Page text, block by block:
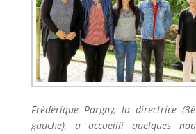
Frédérique Pargny, la directrice
gauche), a accueilli quelques